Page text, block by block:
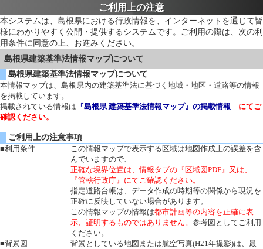
ご利用上の注意
本システムは、島根県における行政情報を、インターネットを通じて皆
様にわかりやすく公開・提供するシステムです。ご利用の際は、次の利
用条件に同意の上、お進みください。
島根県建築基準法情報マップについて
島根県建築基準法情報マップについて
本情報マップは、島根県内の建築基準法に基づく地域・地区・道路等の情報
を掲載しています。
掲載されている情報は 『島根県 建築基準法情報マップ』の掲載情報 にてご
確認ください。
ご利用上の注意事項
■利用条件
この情報マップで表示する区域は地図作成上の誤差を含
んでいますので、
正確な境界位置は、情報タブの『区域図PDF』又は、
『管轄行政庁』にてご確認ください。
指定道路台帳は、データ作成の時期等の関係から現況を
正確に反映していない場合があります。
この情報マップの情報は都市計画等の内容を正確に表
示、証明するものではありません。 参考図としてご利用
ください。
■背景図
背景としている地図または航空写真(H21年撮影)は、最